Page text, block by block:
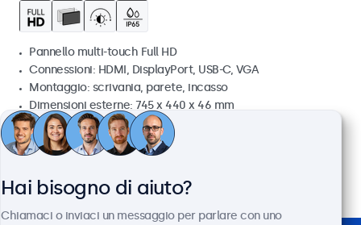
Pannello multi-touch Full HD
Connessioni: HDMI, DisplayPort, USB-C, VGA
Montaggio: scrivania, parete, incasso
Dimensioni esterne: 745 x 440 x 46 mm
€ 699,00
€ 852,78 IVA incl.
Visualizza
Hai bisogno di aiuto?
Chiamaci o inviaci un messaggio per parlare con uno